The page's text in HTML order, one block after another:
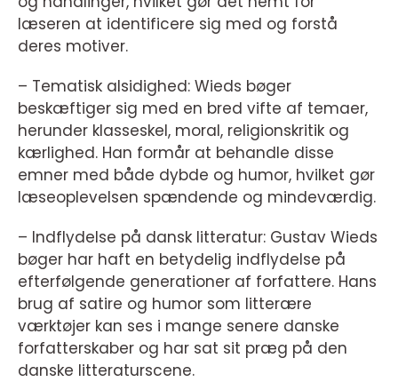
læseren at identificere sig med og forstå
deres motiver.
– Tematisk alsidighed: Wieds bøger
beskæftiger sig med en bred vifte af temaer,
herunder klasseskel, moral, religionskritik og
kærlighed. Han formår at behandle disse
emner med både dybde og humor, hvilket gør
læseoplevelsen spændende og mindeværdig.
– Indflydelse på dansk litteratur: Gustav Wieds
bøger har haft en betydelig indflydelse på
efterfølgende generationer af forfattere. Hans
brug af satire og humor som litterære
værktøjer kan ses i mange senere danske
forfatterskaber og har sat sit præg på den
danske litteraturscene.